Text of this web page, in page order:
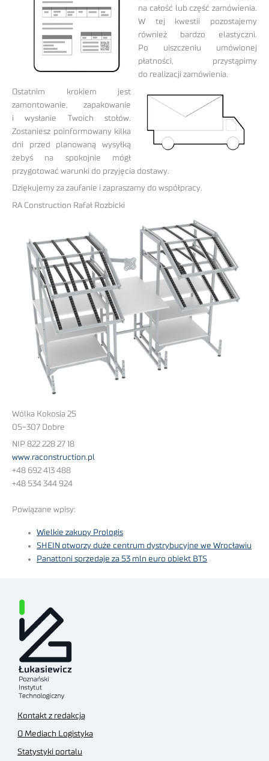
na całość lub część zamówienia.
W tej kwestii pozostajemy
również bardzo elastyczni.
Po uiszczeniu umówionej
płatności, przystąpimy
do realizacji zamówienia.
Ostatnim krokiem jest
zamontowanie, zapakowanie
i wysłanie Twoich stołów.
Zostaniesz poinformowany kilka
dni przed planowaną wysyłką
żebyś na spokojnie mógł
przygotować warunki do przyjęcia dostawy.
Dziękujemy za zaufanie i zapraszamy do współpracy.
RA Construction Rafał Rozbicki
Wólka Kokosia 25
05-307 Dobre
NIP 822 228 27 18
www.raconstruction.pl
+48 692 413 488
+48 534 344 924
Powiązane wpisy:
Wielkie zakupy Prologis
SHEIN otworzy duże centrum dystrybucyjne we Wrocławiu
Panattoni sprzedaje za 53 mln euro obiekt BTS
Kontakt z redakcją
O Mediach Logistyka
Statystyki portalu